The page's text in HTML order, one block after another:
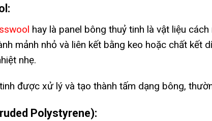
hay là panel bông thuỷ tinh là vật liệu
mảnh nhỏ và liên kết bằng keo hoặc chất kết
nhẹ.
được xử lý và tạo thành tấm dạng bông,
Polystyrene):